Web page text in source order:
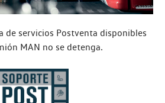
de servicios Postventa disponibles
MAN no se detenga.